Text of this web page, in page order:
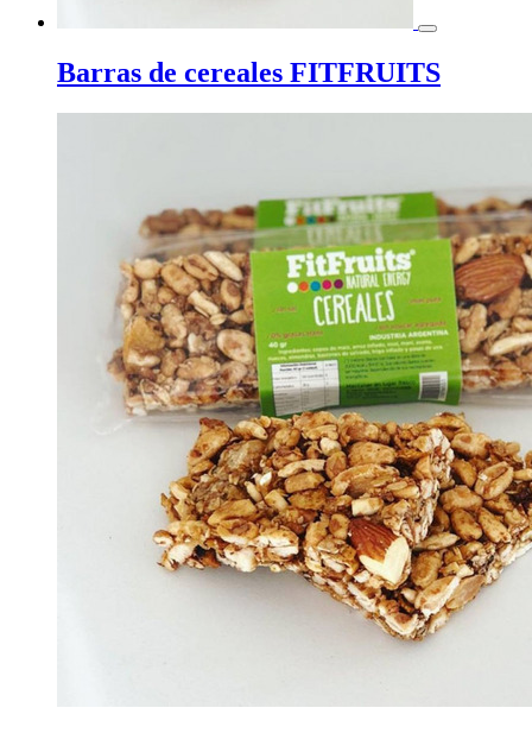
Barras de cereales FITFRUITS